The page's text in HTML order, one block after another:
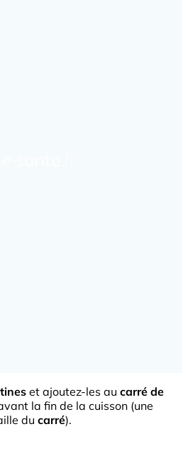
et ajoutez-les au carré de
la fin de la cuisson (une
du carré).